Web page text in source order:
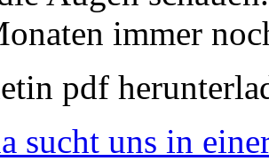
immer
pdf
sucht uns in